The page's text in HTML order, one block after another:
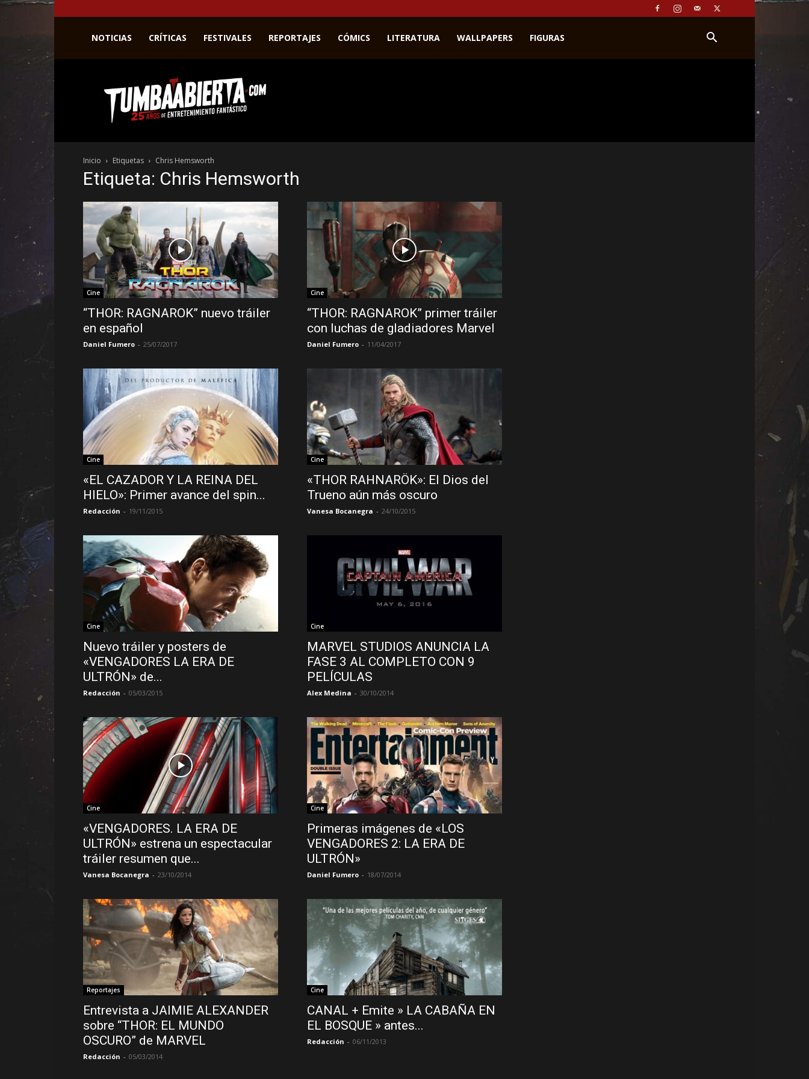
NOTICIAS CRÍTICAS FESTIVALES REPORTAJES CÓMICS LITERATURA WALLPAPERS FIGURAS
web
del
entretenimiento
el
género
fantástico.
Inicio Etiquetas Chris Hemsworth
Etiqueta: Chris Hemsworth
Cine
“THOR: RAGNAROK” nuevo tráiler
en español
Daniel Fumero - 25/07/2017
Cine
“THOR: RAGNAROK” primer tráiler
con luchas de gladiadores Marvel
Daniel Fumero - 11/04/2017
Cine
«EL CAZADOR Y LA REINA DEL
HIELO»: Primer avance del spin...
Redacción - 19/11/2015
Cine
«THOR RAHNARÖK»: El Dios del
Trueno aún más oscuro
Vanesa Bocanegra - 24/10/2015
Cine
Nuevo tráiler y posters de
«VENGADORES LA ERA DE
ULTRÓN» de...
Redacción - 05/03/2015
Cine
MARVEL STUDIOS ANUNCIA LA
FASE 3 AL COMPLETO CON 9
PELÍCULAS
Alex Medina - 30/10/2014
Cine
«VENGADORES. LA ERA DE
ULTRÓN» estrena un espectacular
tráiler resumen que...
Vanesa Bocanegra - 23/10/2014
Cine
Primeras imágenes de «LOS
VENGADORES 2: LA ERA DE
ULTRÓN»
Daniel Fumero - 18/07/2014
Reportajes
Entrevista a JAIMIE ALEXANDER
sobre “THOR: EL MUNDO
OSCURO” de MARVEL
Redacción - 05/03/2014
Cine
CANAL + Emite » LA CABAÑA EN
EL BOSQUE » antes...
Redacción - 06/11/2013